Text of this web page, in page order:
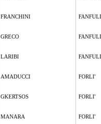
FRANCHINI
GRECO
LARIBI
AMADUCCI FORLI'
GKERTSOS FORLI'
MANARA FORLI'